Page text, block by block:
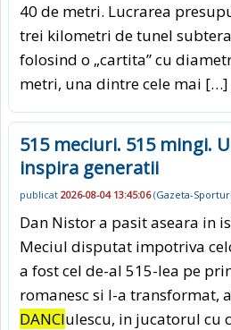
40 de metri. Lucrarea
trei kilometri de tunel
folosind o „cartita” cu
metri, una dintre cele mai […]
515 meciuri. 515 mingi.
inspira generatii
publicat 2026-08-04 13:45:06(Gazeta-
Dan Nistor a pasit aseara in
Meciul disputat impotriva
a fost cel de-al 515-lea pe
romanesc si l-a transformat,
DANCIulescu, in jucatorul cu